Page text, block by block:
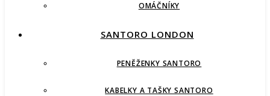
OMÁČNÍKY
SANTORO LONDON
PENĚŽENKY SANTORO
KABELKY A TAŠKY SANTORO